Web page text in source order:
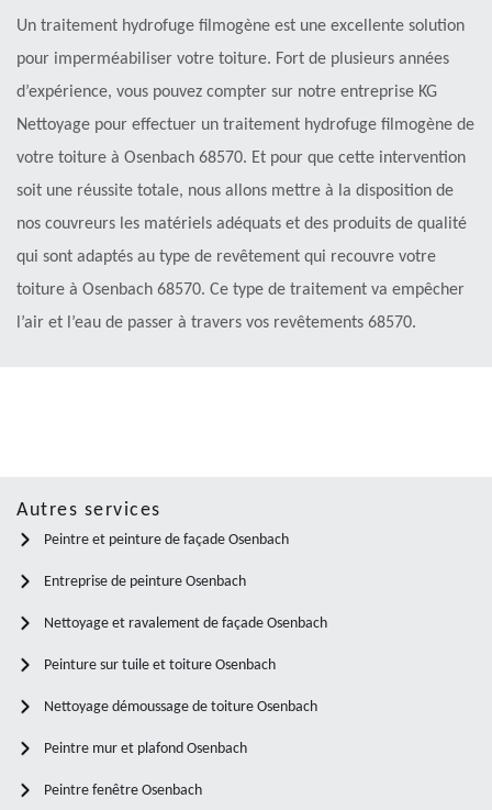
Un traitement hydrofuge filmogène est une excellente solution
pour imperméabiliser votre toiture. Fort de plusieurs années
d’expérience, vous pouvez compter sur notre entreprise KG
Nettoyage pour effectuer un traitement hydrofuge filmogène de
votre toiture à Osenbach 68570. Et pour que cette intervention
soit une réussite totale, nous allons mettre à la disposition de
nos couvreurs les matériels adéquats et des produits de qualité
qui sont adaptés au type de revêtement qui recouvre votre
toiture à Osenbach 68570. Ce type de traitement va empêcher
l’air et l’eau de passer à travers vos revêtements 68570.
Autres services
Peintre et peinture de façade Osenbach
Entreprise de peinture Osenbach
Nettoyage et ravalement de façade Osenbach
Peinture sur tuile et toiture Osenbach
Nettoyage démoussage de toiture Osenbach
Peintre mur et plafond Osenbach
Peintre fenêtre Osenbach